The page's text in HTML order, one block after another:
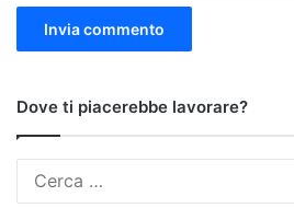
Dove ti piacerebbe lavorare?